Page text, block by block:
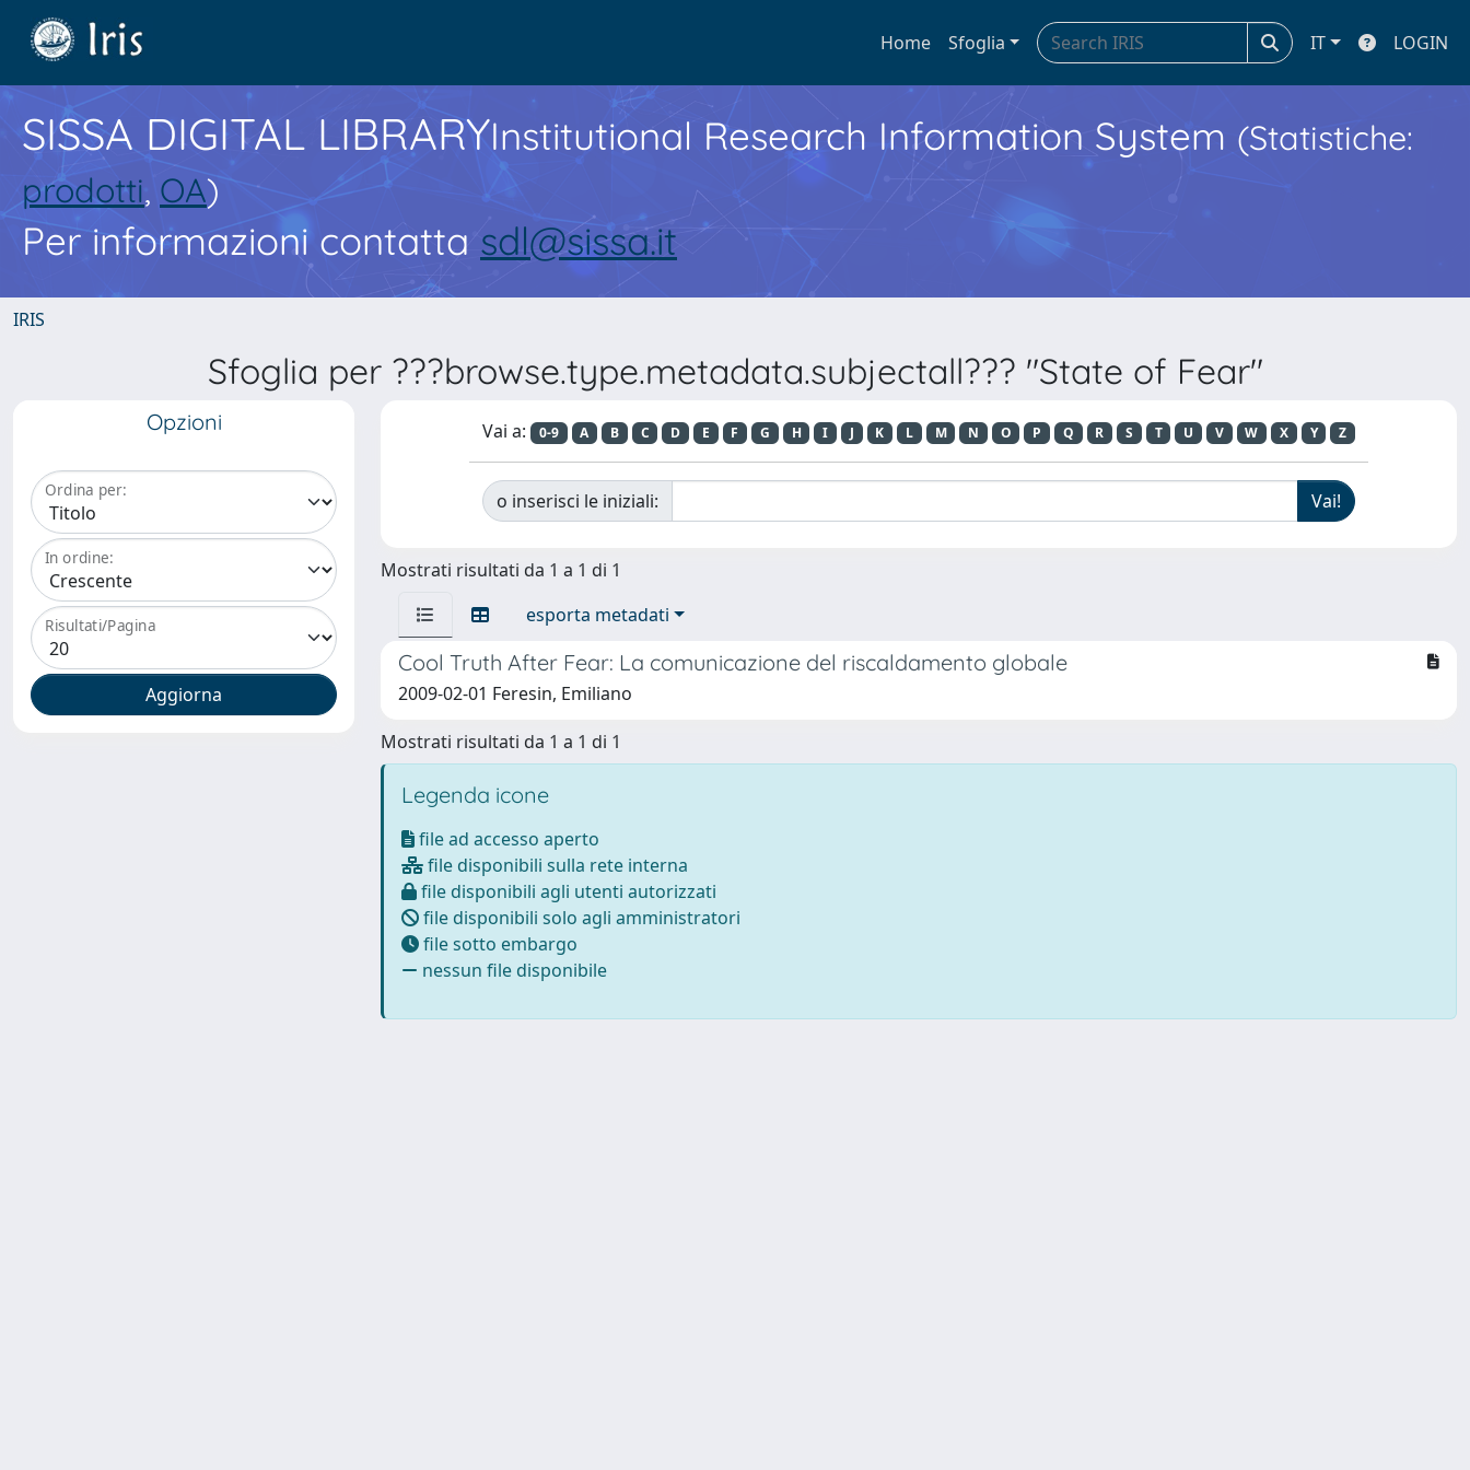
Home Sfoglia IT LOGIN
SISSA DIGITAL LIBRARYInstitutional Research Information System (Statistiche:
prodotti, OA)
Per informazioni contatta sdl@sissa.it
IRIS
Sfoglia per ???browse.type.metadata.subjectall??? "State of Fear"
Opzioni
Ordina per:
In ordine:
Risultati/Pagina
Vai a: 0-9 A B C D E F G H I J K L M N O P Q R S T U V W X Y Z
o inserisci le iniziali:
Mostrati risultati da 1 a 1 di 1
esporta metadati
Cool Truth After Fear: La comunicazione del riscaldamento globale
2009-02-01 Feresin, Emiliano
Mostrati risultati da 1 a 1 di 1
Legenda icone
file ad accesso aperto
file disponibili sulla rete interna
file disponibili agli utenti autorizzati
file disponibili solo agli amministratori
file sotto embargo
nessun file disponibile